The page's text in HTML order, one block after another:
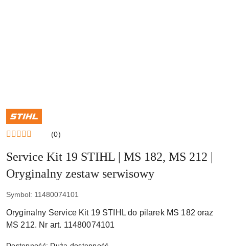
NAZWA
PRODUCENTA:
STIHL
(0)
Service Kit 19 STIHL | MS 182, MS 212 |
Oryginalny zestaw serwisowy
Symbol: 11480074101
Oryginalny Service Kit 19 STIHL do pilarek MS 182 oraz
MS 212. Nr art. 11480074101